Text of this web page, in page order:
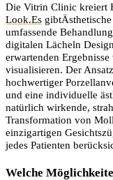
Die Vitrin Clinic kreiert
Look.Es
umfassende
digitalen Lächeln
erwartenden
visualisieren. Der
hochwertiger
und eine individuelle
natürlich wirkende,
Transformation von
einzigartigen
jedes Patienten
Welche